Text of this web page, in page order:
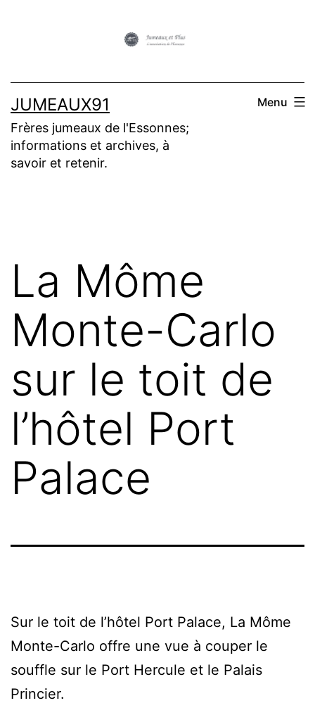
JUMEAUX91
Frères jumeaux de l'Essonnes;
informations et archives, à
savoir et retenir.
Menu
La Môme
Monte-Carlo
sur le toit de
l’hôtel Port
Palace
Sur le toit de l’hôtel Port Palace, La Môme
Monte-Carlo offre une vue à couper le
souffle sur le Port Hercule et le Palais
Princier.